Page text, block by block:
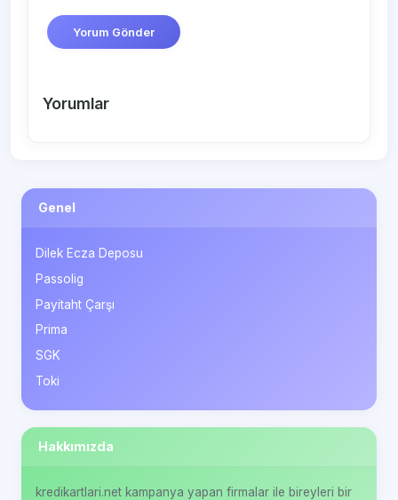
Yorum Gönder
Yorumlar
Genel
Dilek Ecza Deposu
Passolig
Payitaht Çarşı
Prima
SGK
Toki
Hakkımızda
kredikartlari.net kampanya yapan firmalar ile bireyleri bir